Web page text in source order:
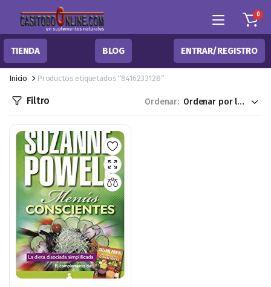
0
TIENDA BLOG ENTRAR/REGISTRO
Inicio Productos etiquetados “8416233128”
Filtro Ordenar: